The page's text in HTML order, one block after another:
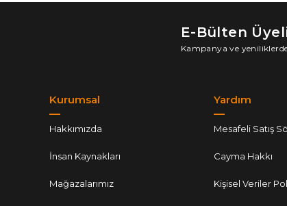
E-Bülten
Kampanya ve
Kurumsal
Hakkımızda
İnsan Kaynakları
Mağazalarımız
Yardım
Mesafeli Satış
Cayma Hakkı
Kişisel Veriler